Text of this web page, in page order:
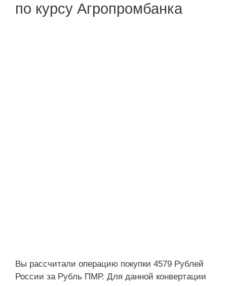
по курсу Агропромбанка
Вы рассчитали операцию покупки 4579 Рублей
России за Рубль ПМР. Для данной конвертации